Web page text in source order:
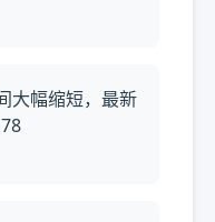
大幅缩短，最新